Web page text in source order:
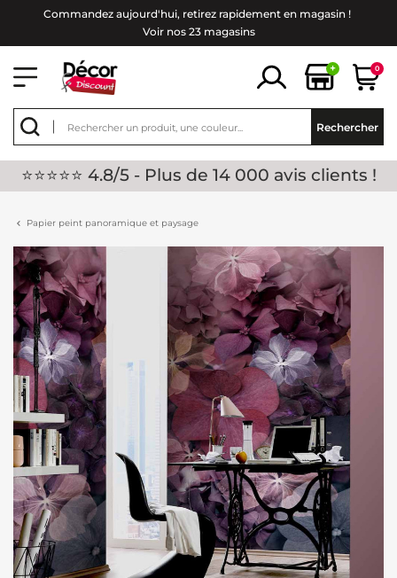
Commandez aujourd'hui, retirez rapidement en magasin !
Voir nos 23 magasins
+ 0
Rechercher
⭐⭐⭐⭐⭐ 4.8/5 - Plus de 14 000 avis clients !
Papier peint panoramique et paysage